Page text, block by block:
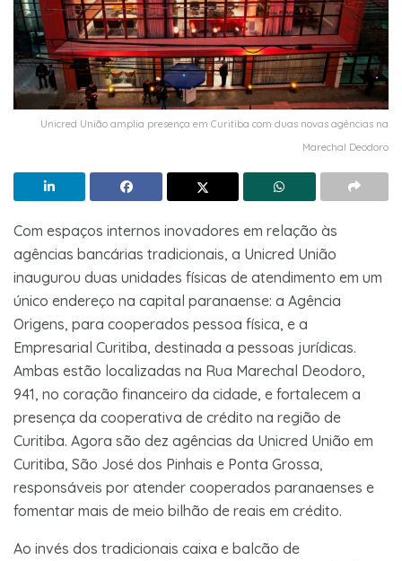
Unicred União amplia presença em Curitiba com duas novas agências na
Marechal Deodoro
Com espaços internos inovadores em relação às
agências bancárias tradicionais, a Unicred União
inaugurou duas unidades físicas de atendimento em um
único endereço na capital paranaense: a Agência
Origens, para cooperados pessoa física, e a
Empresarial Curitiba, destinada a pessoas jurídicas.
Ambas estão localizadas na Rua Marechal Deodoro,
941, no coração financeiro da cidade, e fortalecem a
presença da cooperativa de crédito na região de
Curitiba. Agora são dez agências da Unicred União em
Curitiba, São José dos Pinhais e Ponta Grossa,
responsáveis por atender cooperados paranaenses e
fomentar mais de meio bilhão de reais em crédito.
Ao invés dos tradicionais caixa e balcão de